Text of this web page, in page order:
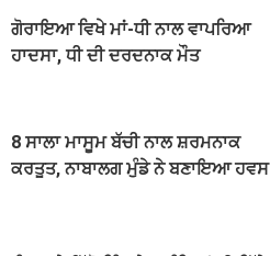
ਗੋਰਾਇਆ ਵਿਖੇ ਮਾਂ-ਧੀ ਨਾਲ ਵਾਪਰਿਆ
ਹਾਦਸਾ, ਧੀ ਦੀ ਦਰਦਨਾਕ ਮੌਤ
8 ਸਾਲਾ ਮਾਸੂਮ ਬੱਚੀ ਨਾਲ ਸ਼ਰਮਨਾਕ
ਕਰਤੂਤ, ਨਾਬਾਲਗ ਮੁੰਡੇ ਨੇ ਬਣਾਇਆ ਹਵਸ